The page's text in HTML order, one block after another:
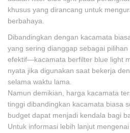
khusus yang dirancang untuk
berbahaya.
Dibandingkan dengan kacamata
yang sering dianggap sebagai
efektif—kacamata berfilter blue light
nyata jika digunakan saat bekerja
selama waktu lama.
Namun demikian, harga kacamata
tinggi dibandingkan kacamata biasa
budget dapat menjadi kendala bagi
Untuk informasi lebih lanjut